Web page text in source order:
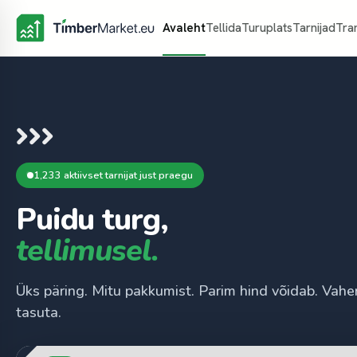
AvalehtTellidaTuruplatsTarnijad
1,233 aktiivset tarnijat just praegu
Puidu turg,
tellimusel.
Üks päring. Mitu pakkumist. Parim hind võidab.
tasuta.